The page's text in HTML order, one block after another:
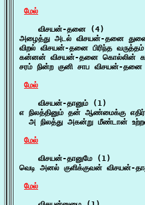
மேல்
    விசயன்-தனை (4)
அழைத்து அடல் விசயன்-தனை
விறல் விசயன்-தனை பிரிந்த
கன்னன் விசயன்-தனை கொல்லின்
சரம் நின்ற குனி சாப விசயன்-
மேல்
    விசயன்-தானும் (1)
எ நிலத்தினும் தன் ஆண்மைக்கு
அ நிலத்து அகன்று மீண்டான்
மேல்
    விசயன்-தானுமே (1)
வெடி அனல் குளிக்குவன் விசயன்-
மேல்